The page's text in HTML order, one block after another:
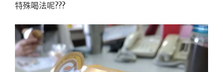
特殊喝法呢???